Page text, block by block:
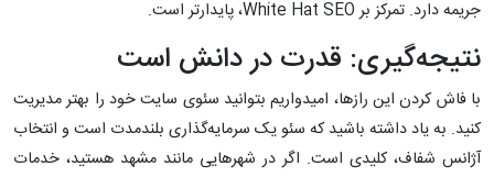
جریمه دارد. تمرکز بر White Hat SEO، پایدارتر است.
نتیجه‌گیری: قدرت در دانش است
با فاش کردن این رازها، امیدواریم بتوانید سئوی سایت خود را بهتر مدیریت
کنید. به یاد داشته باشید که سئو یک سرمایه‌گذاری بلندمدت است و انتخاب
آژانس شفاف، کلیدی است. اگر در شهرهایی مانند مشهد هستید، خدمات